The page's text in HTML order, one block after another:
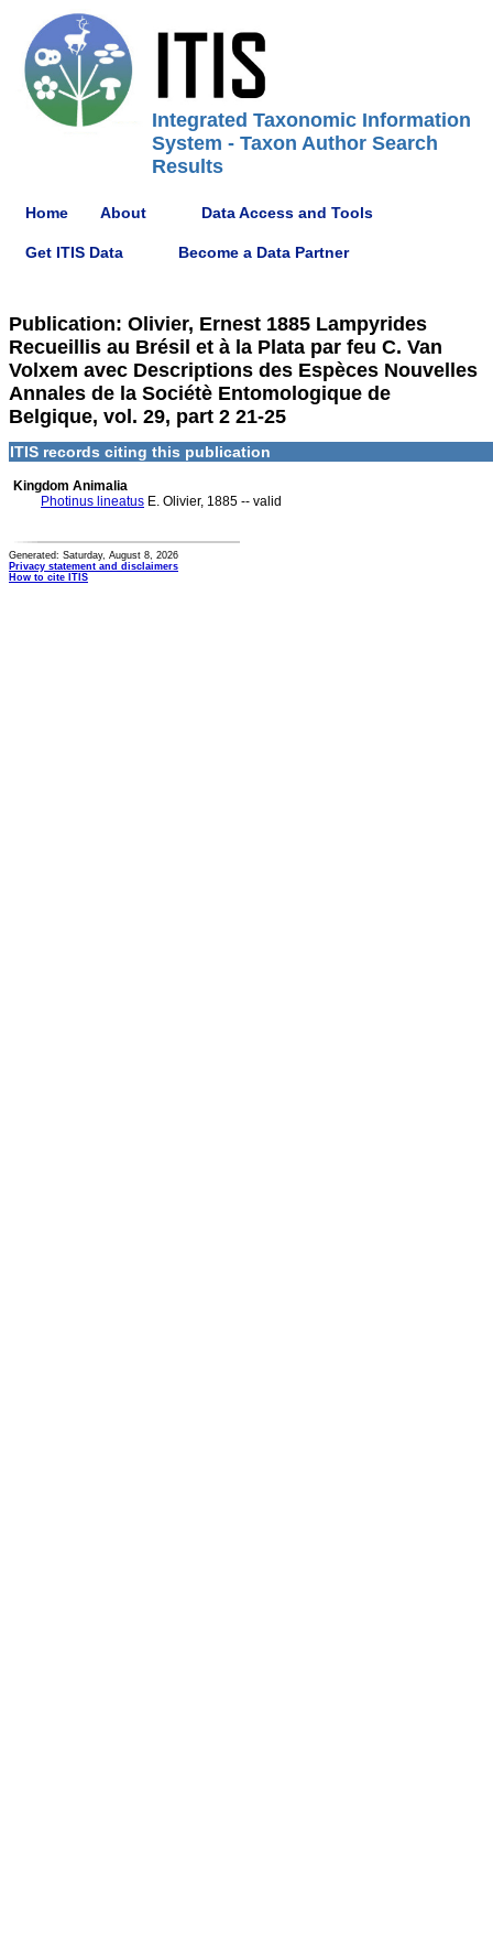
Integrated Taxonomic Information
System - Taxon Author Search
Results
Home About Data Access and Tools
Get ITIS Data Become a Data Partner
Publication: Olivier, Ernest 1885 Lampyrides
Recueillis au Brésil et à la Plata par feu C. Van
Volxem avec Descriptions des Espèces Nouvelles
Annales de la Sociétè Entomologique de
Belgique, vol. 29, part 2 21-25
ITIS records citing this publication
Kingdom Animalia
Photinus lineatus E. Olivier, 1885 -- valid
Generated: Saturday, August 8, 2026
Privacy statement and disclaimers
How to cite ITIS